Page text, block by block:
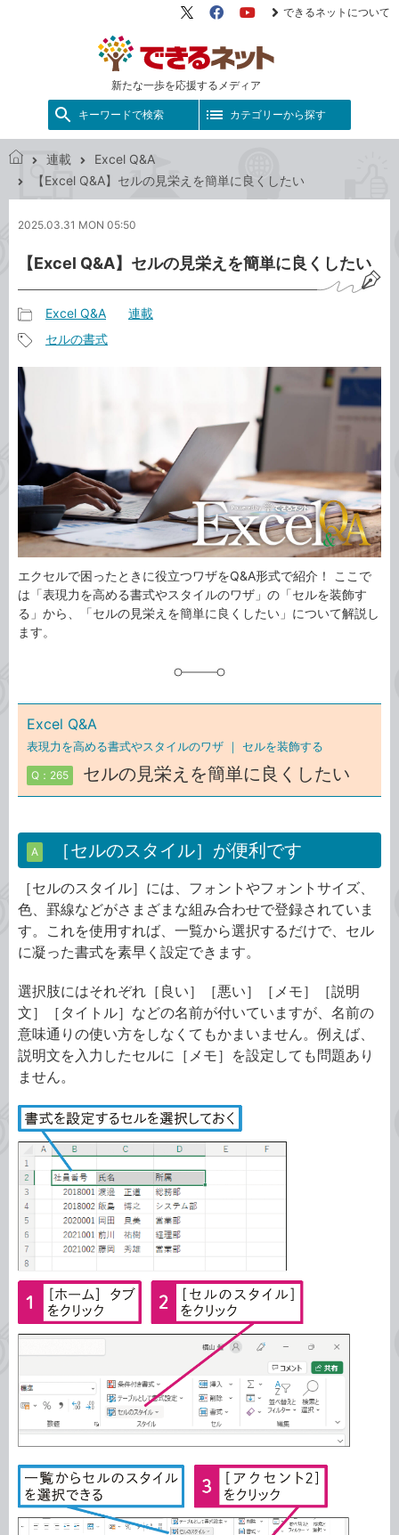
新たな一歩を応援するメディア
X（旧
FacebookYouTube
できるネットについて
キーワードで検索 カテゴリーから探す
ネ
ト
連載
Excel Q&A
【Excel Q&A】セルの見栄えを簡単に良くしたい
2025.03.31 MON 05:50
【Excel Q&A】セルの見栄えを簡単に良くしたい
事
カ
リ
Excel Q&A 連載
セルの書式
エクセルで困ったときに役立つワザをQ&A形式で紹介！ ここで
は「表現力を高める書式やスタイルのワザ」の「セルを装飾す
る」から、「セルの見栄えを簡単に良くしたい」について解説し
ます。
Excel Q&A
表現力を高める書式やスタイルのワザ ｜ セルを装飾する
Q：265 セルの見栄えを簡単に良くしたい
A ［セルのスタイル］が便利です
［セルのスタイル］には、フォントやフォントサイズ、
色、罫線などがさまざまな組み合わせで登録されていま
す。これを使用すれば、一覧から選択するだけで、セル
に凝った書式を素早く設定できます。
選択肢にはそれぞれ［良い］［悪い］［メモ］［説明
文］［タイトル］などの名前が付いていますが、名前の
意味通りの使い方をしなくてもかまいません。例えば、
説明文を入力したセルに［メモ］を設定しても問題あり
ません。